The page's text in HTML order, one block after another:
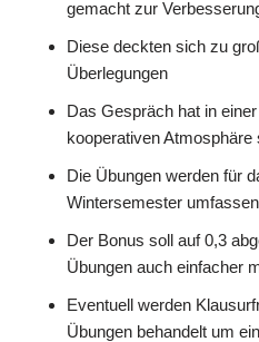
gemacht zur
Diese deckten sich zu
Überlegungen
Das Gespräch hat in
kooperativen Atmosphäre
Die Übungen werden für
Wintersemester
Der Bonus soll auf 0,3
Übungen auch einfacher
Eventuell werden
Übungen behandelt um